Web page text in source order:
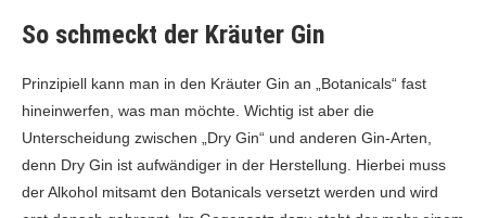
So schmeckt der Kräuter Gin
Prinzipiell kann man in den Kräuter Gin an „Botanicals“ fast
hineinwerfen, was man möchte. Wichtig ist aber die
Unterscheidung zwischen „Dry Gin“ und anderen Gin-Arten,
denn Dry Gin ist aufwändiger in der Herstellung. Hierbei muss
der Alkohol mitsamt den Botanicals versetzt werden und wird